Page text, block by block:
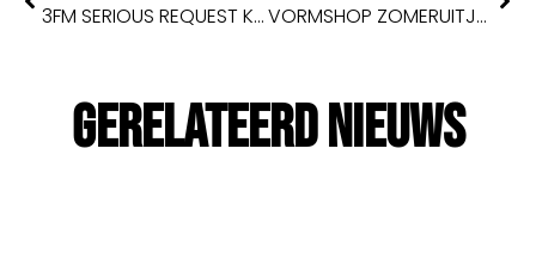
3FM SERIOUS REQUEST KOMT NAAR ZWOLLE
VORMSHOP ZOMERUITJE 2024
Gerelateerd Nieuws